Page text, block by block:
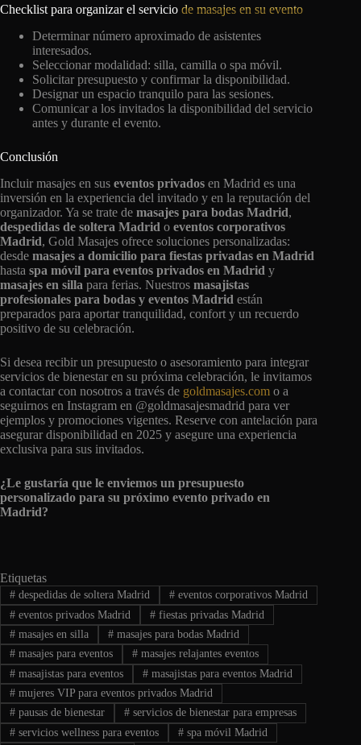
Checklist para organizar el servicio de masajes en su evento
Determinar número aproximado de asistentes
interesados.
Seleccionar modalidad: silla, camilla o spa móvil.
Solicitar presupuesto y confirmar la disponibilidad.
Designar un espacio tranquilo para las sesiones.
Comunicar a los invitados la disponibilidad del servicio
antes y durante el evento.
Conclusión
Incluir masajes en sus eventos privados en Madrid es una
inversión en la experiencia del invitado y en la reputación del
organizador. Ya se trate de masajes para bodas Madrid,
despedidas de soltera Madrid o eventos corporativos
Madrid, Gold Masajes ofrece soluciones personalizadas:
desde masajes a domicilio para fiestas privadas en Madrid
hasta spa móvil para eventos privados en Madrid y
masajes en silla para ferias. Nuestros masajistas
profesionales para bodas y eventos Madrid están
preparados para aportar tranquilidad, confort y un recuerdo
positivo de su celebración.
Si desea recibir un presupuesto o asesoramiento para integrar
servicios de bienestar en su próxima celebración, le invitamos
a contactar con nosotros a través de goldmasajes.com o a
seguirnos en Instagram en @goldmasajesmadrid para ver
ejemplos y promociones vigentes. Reserve con antelación para
asegurar disponibilidad en 2025 y asegure una experiencia
exclusiva para sus invitados.
¿Le gustaría que le enviemos un presupuesto
personalizado para su próximo evento privado en
Madrid?
Etiquetas
#despedidas de soltera Madrid #eventos corporativos Madrid
#eventos privados Madrid #fiestas privadas Madrid
#masajes en silla #masajes para bodas Madrid
#masajes para eventos #masajes relajantes eventos
#masajistas para eventos #masajistas para eventos Madrid
#mujeres VIP para eventos privados Madrid
#pausas de bienestar #servicios de bienestar para empresas
#servicios wellness para eventos #spa móvil Madrid